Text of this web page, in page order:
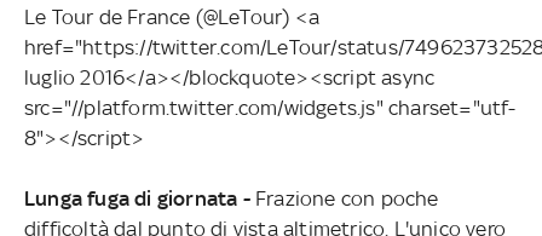
Le Tour de France (@LeTour) <a
href="https://twitter.com/LeTour/status/
luglio 2016</a></blockquote><script async
src="//platform.twitter.com/widgets.js" charset="utf-
8"></script>
Lunga fuga di giornata -Frazione con poche
difficoltà dal punto di vista altimetrico. L'unico vero